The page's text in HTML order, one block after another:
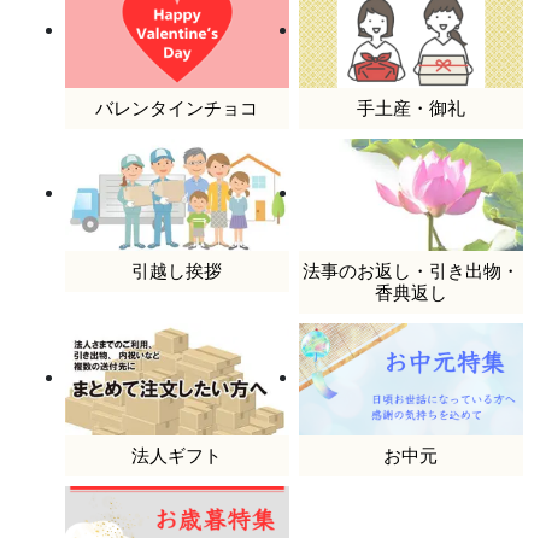
バレンタインチョコ 手土産・御礼
引越し挨拶
法事のお返し・引き出物・
香典返し
法人ギフト お中元